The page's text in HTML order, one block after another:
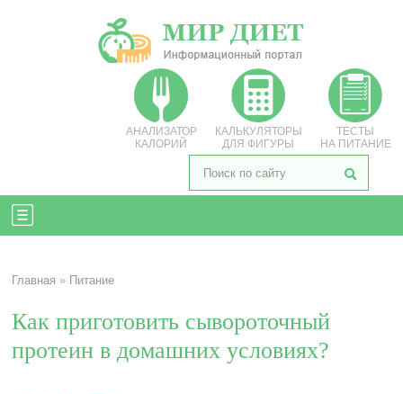
АНАЛИЗАТОР
КАЛОРИЙ
КАЛЬКУЛЯТОРЫ
ДЛЯ ФИГУРЫ
ТЕСТЫ
НА ПИТАНИЕ
Главная » Питание
Как приготовить сывороточный
протеин в домашних условиях?